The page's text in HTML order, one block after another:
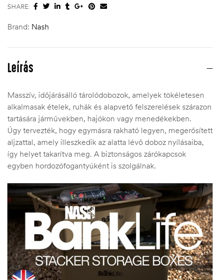
SHARE:
Brand: Nash
Leírás
Masszív, időjárásálló tárolódobozok, amelyek tökéletesen
alkalmasak ételek, ruhák és alapvető felszerelések szárazon
tartására járművekben, hajókon vagy menedékekben.
Úgy tervezték, hogy egymásra rakható legyen, megerősített
aljzattal, amely illeszkedik az alatta lévő doboz nyílásaiba,
így helyet takarítva meg. A biztonságos zárókapcsok
egyben hordozófogantyúként is szolgálnak.